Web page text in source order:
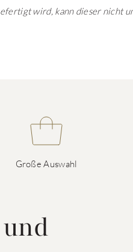
wird, kann dieser nicht
Große Auswahl